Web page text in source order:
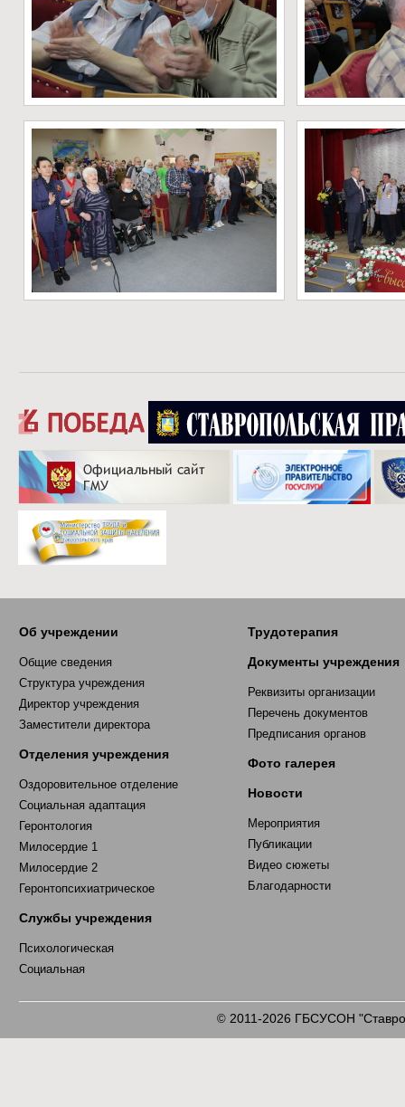
Об учреждении
Общие сведения
Структура учреждения
Директор учреждения
Заместители директора
Отделения учреждения
Оздоровительное отделение
Социальная адаптация
Геронтология
Милосердие 1
Милосердие 2
Геронтопсихиатрическое
Службы учреждения
Психологическая
Социальная
Трудотерапия
Документы учреждения
Реквизиты организации
Перечень документов
Предписания органов
Фото галерея
Новости
Мероприятия
Публикации
Видео сюжеты
Благодарности
©2011-2026 ГБСУСОН